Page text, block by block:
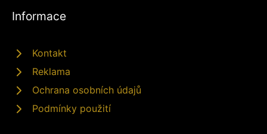
Informace
Kontakt
Reklama
Ochrana osobních údajů
Podmínky použití